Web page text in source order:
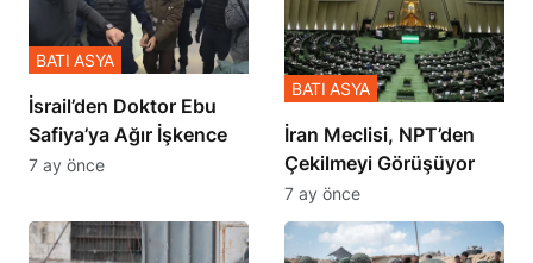
İsrail’den Doktor Ebu
Safiya’ya Ağır İşkence
BATI ASYA
7 ay önce
İran Meclisi, NPT’den
Çekilmeyi Görüşüyor
BATI ASYA
7 ay önce